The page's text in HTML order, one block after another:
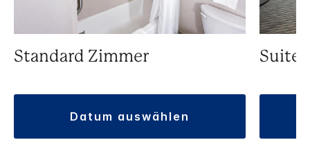
Standard Zimmer
datum auswählen
Suite